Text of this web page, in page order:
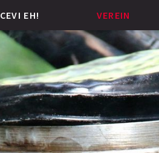
CEVI EH! VEREIN